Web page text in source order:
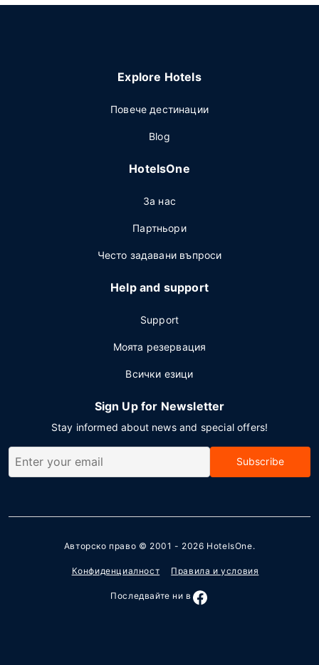
Explore Hotels
Повече дестинации
Blog
HotelsOne
За нас
Партньори
Често задавани въпроси
Help and support
Support
Моята резервация
Всички езици
Sign Up for Newsletter
Stay informed about news and special offers!
Subscribe
Авторско право © 2001 - 2026 HotelsOne.
Конфиденциалност Правила и условия
Последвайте ни в